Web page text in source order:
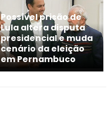
Possível prisão de
Lula altera disputa
presidencial e muda
cenário da eleição
em Pernambuco